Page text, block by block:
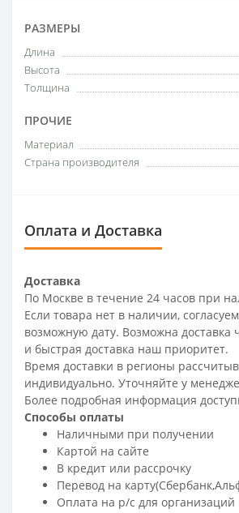
РАЗМЕРЫ
Длина
Высота
Толщина
ПРОЧИЕ
Материал
Страна производителя
Оплата и Доставка
Доставка
По Москве в течение 24 часов при
Если товара нет в наличии,
возможную дату. Возможна доставка
и быстрая доставка наш приоритет.
Время доставки в регионы
индивидуально. Уточняйте у
Более подробная информация
Способы оплаты
Наличными при получении
Картой на сайте
В кредит или рассрочку
Перевод на
Оплата на р/c для организаций